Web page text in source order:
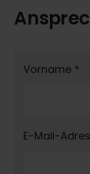
Vorname *
E-Mail-